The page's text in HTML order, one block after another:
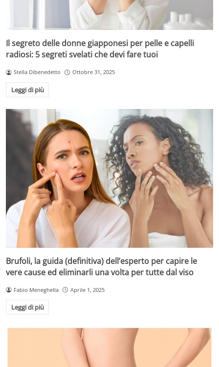
Il segreto delle donne giapponesi per pelle e capelli
radiosi: 5 segreti svelati che devi fare tuoi
Stella Dibenedetto Ottobre 31, 2025
Leggi di più
Brufoli, la guida (definitiva) dell’esperto per capire le
vere cause ed eliminarli una volta per tutte dal viso
Fabio Meneghella Aprile 1, 2025
Leggi di più